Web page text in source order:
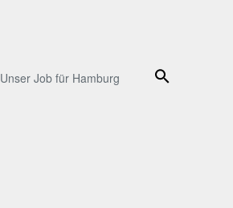
Unser Job für Hamburg Suche